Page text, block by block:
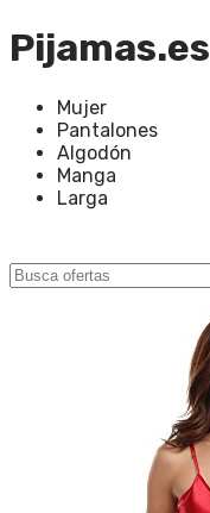
Pijamas.es
Mujer
Pantalones
Algodón
Manga
Larga